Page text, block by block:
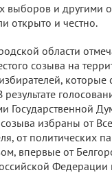
выборов и другими
открыто и честно.
области
созыва на
Государственной
избраны от
от
впервые от
Федерации